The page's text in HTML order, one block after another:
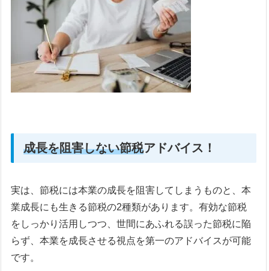
成長を阻害しない節税アドバイス！
実は、節税には本業の成長を阻害してしまうものと、本
業成長にも生きる節税の2種類があります。有効な節税
をしっかり活用しつつ、世間にあふれる誤った節税に陥
らず、本業を成長させる視点を第一のアドバイスが可能
です。